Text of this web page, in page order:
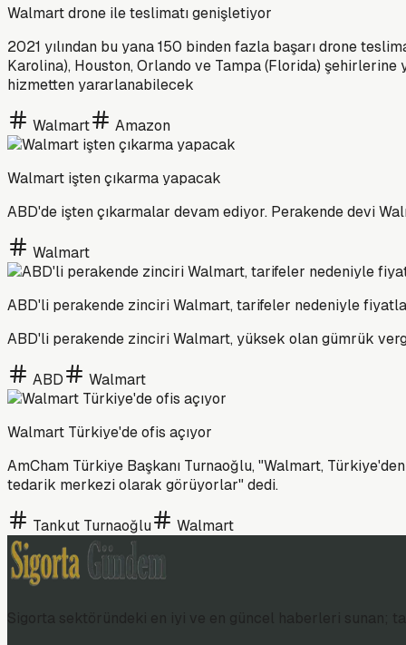
Walmart drone ile teslimatı genişletiyor
2021 yılından bu yana 150 binden fazla başarı drone
Karolina), Houston, Orlando ve Tampa (Florida)
hizmetten yararlanabilecek
Walmart Amazon
Walmart işten çıkarma yapacak
ABD'de işten çıkarmalar devam ediyor. Perakende devi
Walmart
ABD'li perakende zinciri Walmart, tarifeler nedeniyle
ABD'li perakende zinciri Walmart, yüksek olan gümrük
ABD Walmart
Walmart Türkiye'de ofis açıyor
AmCham Türkiye Başkanı Turnaoğlu, "Walmart,
tedarik merkezi olarak görüyorlar" dedi.
Tankut Turnaoğlu Walmart